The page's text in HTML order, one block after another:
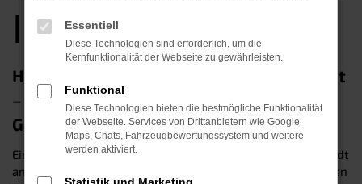
Ingolstadt
Hyundai i10 Tageszulassung in Ingolstadt
– unser Spargeheimnis für Ihren
Geldbeutel
Eine Tageszulassung, ist der preisgünstige Weg, in Ingolstadt
an einen nagelneuen Hyundai i10 zu kommen. Sie kennen den
Essentiell
Diese Technologien sind erforderlich, um die
Kernfunktionalität der Webseite zu gewährleisten.
Funktional
Diese Technologien bieten die bestmögliche Funktionalität
der Webseite. Services von Drittanbietern wie Google
Maps, Chats, Fahrzeugbewertungssystem und weitere
werden aktiviert.